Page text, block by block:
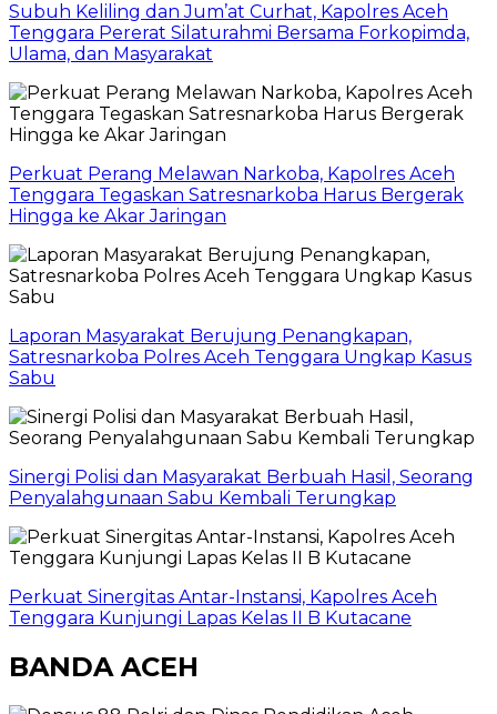
Subuh Keliling dan Jum’at Curhat, Kapolres Aceh
Tenggara Pererat Silaturahmi Bersama Forkopimda,
Ulama, dan Masyarakat
Perkuat Perang Melawan Narkoba, Kapolres Aceh
Tenggara Tegaskan Satresnarkoba Harus Bergerak
Hingga ke Akar Jaringan
Laporan Masyarakat Berujung Penangkapan,
Satresnarkoba Polres Aceh Tenggara Ungkap Kasus
Sabu
Sinergi Polisi dan Masyarakat Berbuah Hasil, Seorang
Penyalahgunaan Sabu Kembali Terungkap
Perkuat Sinergitas Antar-Instansi, Kapolres Aceh
Tenggara Kunjungi Lapas Kelas II B Kutacane
BANDA ACEH